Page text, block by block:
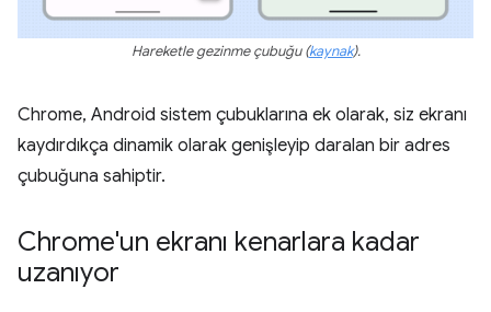
Hareketle gezinme çubuğu(kaynak).
Chrome, Android sistem çubuklarına ek olarak, siz ekranı
kaydırdıkça dinamik olarak genişleyip daralan bir adres
çubuğuna sahiptir.
Chrome'un ekranı kenarlara kadar
uzanıyor